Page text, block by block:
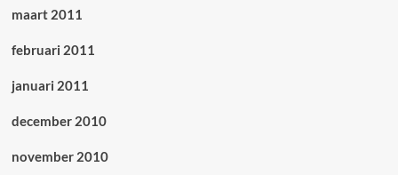
maart 2011
februari 2011
januari 2011
december 2010
november 2010